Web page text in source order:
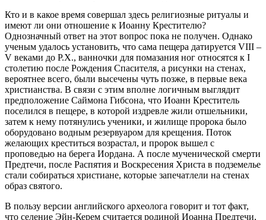
Кто и в какое время совершал здесь религиозные ритуалы и
имеют ли они отношение к Иоанну Крестителю?
Однозначный ответ на этот вопрос пока не получен. Однако
ученым удалось установить, что сама пещера датируется VIII –
V веками до Р.Х., ванночки для помазания ног относятся к I
столетию после Рождения Спасителя, а рисунки на стенах,
вероятнее всего, были высечены чуть позже, в первые века
христианства. В связи с этим вполне логичным выглядит
предположение Саймона Гибсона, что Иоанн Креститель
поселился в пещере, в которой издревле жили отшельники,
затем к нему потянулись ученики, и жилище пророка было
оборудовано водным резервуаром для крещения. Поток
желающих креститься возрастал, и пророк вышел с
проповедью на берега Иордана. А после мученической смерти
Предтечи, после Распятия и Воскресения Христа в подземелье
стали собираться христиане, которые запечатлели на стенах
образ святого.
В пользу версии английского археолога говорит и тот факт,
что селение Эйн-Керем считается родиной Иоанна Предтечи,